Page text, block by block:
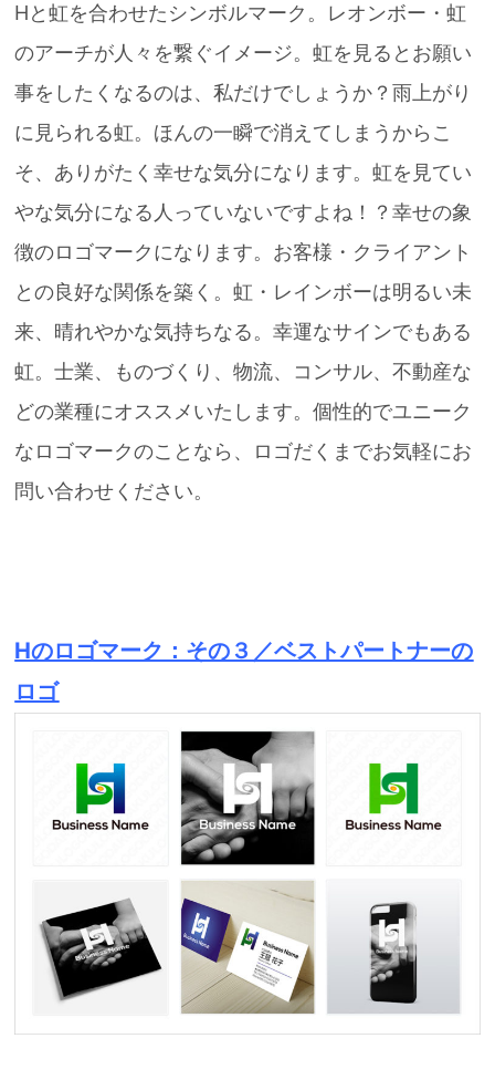
Hと虹を合わせたシンボルマーク。レオンボー・虹
のアーチが人々を繋ぐイメージ。虹を見るとお願い
事をしたくなるのは、私だけでしょうか？雨上がり
に見られる虹。ほんの一瞬で消えてしまうからこ
そ、ありがたく幸せな気分になります。虹を見てい
やな気分になる人っていないですよね！？幸せの象
徴のロゴマークになります。お客様・クライアント
との良好な関係を築く。虹・レインボーは明るい未
来、晴れやかな気持ちなる。幸運なサインでもある
虹。士業、ものづくり、物流、コンサル、不動産な
どの業種にオススメいたします。個性的でユニーク
なロゴマークのことなら、ロゴだくまでお気軽にお
問い合わせください。
Hのロゴマーク：その３／ベストパートナーの
ロゴ